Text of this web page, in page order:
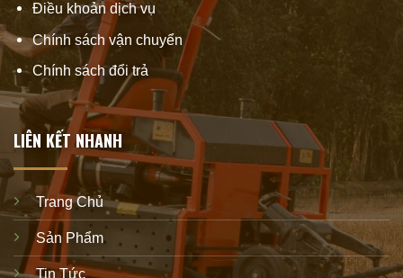
Điều khoản dịch vụ
Chính sách vận chuyển
Chính sách đổi trả
LIÊN KẾT NHANH
Trang Chủ
Sản Phẩm
Tin Tức